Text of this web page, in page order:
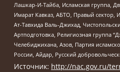
Лашкар-И-Тайба, Исламская группа,
Имарат Кавказ, АБТО, Правый сектор,
Ат-Тавхида Валь-Джихад,
Артподготовка, Религиозная группа
Челебиджихана, Азов, Партия
России, Айдар, Русский
Источник: http://nac.gov.ru/